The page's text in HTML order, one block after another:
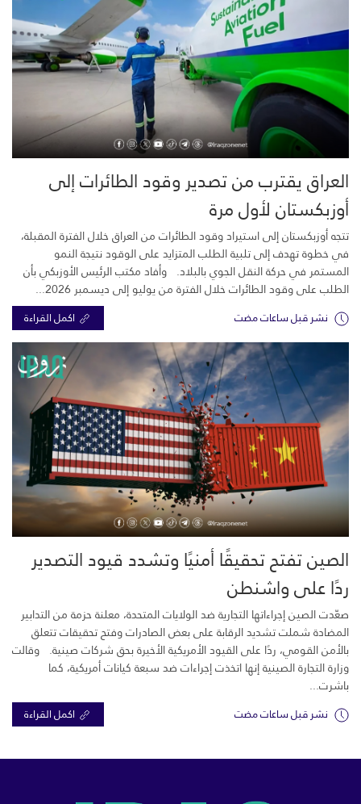
العراق يقترب من تصدير وقود الطائرات إلى
أوزبكستان لأول مرة
تتجه أوزبكستان إلى استيراد وقود الطائرات من العراق خلال الفترة المقبلة،
في خطوة تهدف إلى تلبية الطلب المتزايد على الوقود نتيجة النمو
المستمر في حركة النقل الجوي بالبلاد. وأفاد مكتب الرئيس الأوزبكي بأن
الطلب على وقود الطائرات خلال الفترة من يوليو إلى ديسمبر 2026...
نشر قبل ساعات مضت اكمل القراءة
الصين تفتح تحقيقًا أمنيًا وتشدد قيود التصدير
ردًا على واشنطن
صعّدت الصين إجراءاتها التجارية ضد الولايات المتحدة، معلنة حزمة من التدابير
المضادة شملت تشديد الرقابة على بعض الصادرات وفتح تحقيقات تتعلق
بالأمن القومي، ردًا على القيود الأمريكية الأخيرة بحق شركات صينية. وقالت
وزارة التجارة الصينية إنها اتخذت إجراءات ضد سبعة كيانات أمريكية، كما
باشرت...
نشر قبل ساعات مضت اكمل القراءة